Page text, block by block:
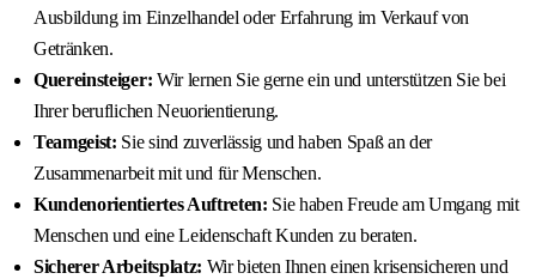
Ausbildung im Einzelhandel oder Erfahrung im Verkauf von
Getränken.
Quereinsteiger: Wir lernen Sie gerne ein und unterstützen Sie bei
Ihrer beruflichen Neuorientierung.
Teamgeist: Sie sind zuverlässig und haben Spaß an der
Zusammenarbeit mit und für Menschen.
Kundenorientiertes Auftreten: Sie haben Freude am Umgang mit
Menschen und eine Leidenschaft Kunden zu beraten.
Sicherer Arbeitsplatz: Wir bieten Ihnen einen krisensicheren und